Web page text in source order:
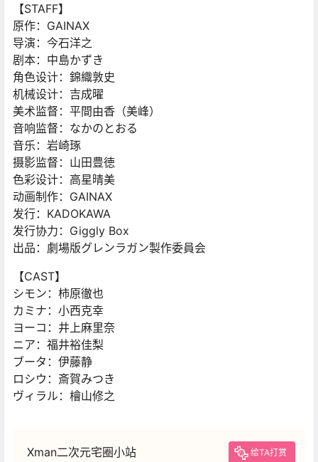
【STAFF】
原作：GAINAX
导演：今石洋之
剧本：中島かずき
角色设计：錦織敦史
机械设计：吉成曜
美术监督：平間由香（美峰）
音响监督：なかのとおる
音乐：岩崎琢
摄影监督：山田豊徳
色彩设计：高星晴美
动画制作：GAINAX
发行：KADOKAWA
发行协力：Giggly Box
出品：劇場版グレンラガン製作委員会
【CAST】
シモン：柿原徹也
カミナ：小西克幸
ヨーコ：井上麻里奈
ニア：福井裕佳梨
ブータ：伊藤静
ロシウ：斎賀みつき
ヴィラル：檜山修之
Xman二次元宅圈小站 给TA打赏